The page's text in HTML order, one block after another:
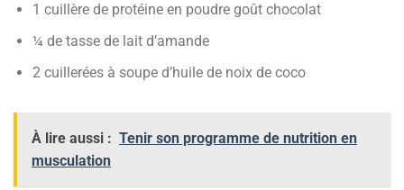
1 cuillère de protéine en poudre goût chocolat
¼ de tasse de lait d’amande
2 cuillerées à soupe d’huile de noix de coco
À lire aussi : Tenir son programme de nutrition en
musculation